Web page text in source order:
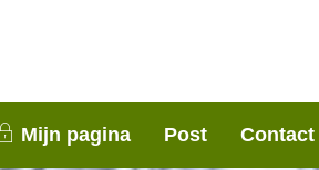
Mijn pagina Post Contact
3 weken contact met